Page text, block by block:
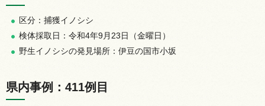
区分：捕獲イノシシ
検体採取日：令和4年9月23日（金曜日）
野生イノシシの発見場所：伊豆の国市小坂
県内事例：411例目